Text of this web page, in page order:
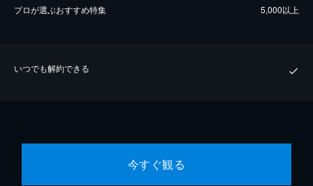
プロが選ぶおすすめ特集 5,000以上
いつでも解約できる
今すぐ観る